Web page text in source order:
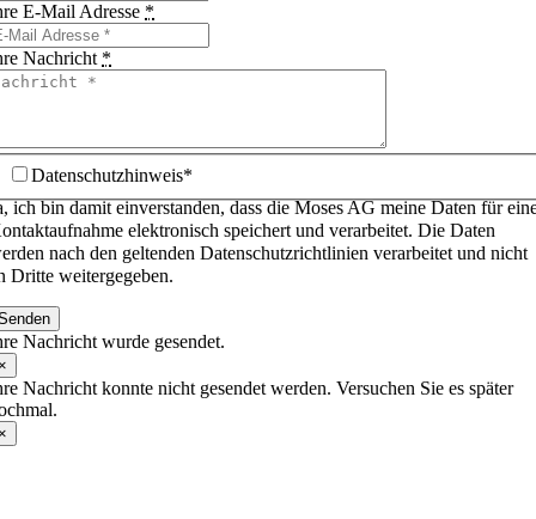
E-Mail Adresse *
Nachricht *
Datenschutzhinweis*
ich bin damit einverstanden, dass die Moses AG meine Daten für
elektronisch speichert und verarbeitet. Die Daten
nach den geltenden Datenschutzrichtlinien verarbeitet und nicht
Dritte weitergegeben.
Nachricht wurde gesendet.
Nachricht konnte nicht gesendet werden. Versuchen Sie es später